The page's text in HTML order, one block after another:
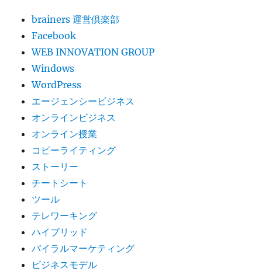
brainers 運営倶楽部
Facebook
WEB INNOVATION GROUP
Windows
WordPress
エージェンシービジネス
オンラインビジネス
オンライン授業
コピーライティング
ストーリー
チートシート
ツール
テレワーキング
ハイブリッド
バイラルマーケティング
ビジネスモデル